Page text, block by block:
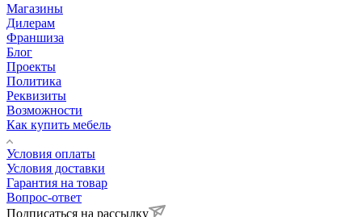
Магазины
Дилерам
Франшиза
Блог
Проекты
Политика
Реквизиты
Возможности
Как купить мебель
Условия оплаты
Условия доставки
Гарантия на товар
Вопрос-ответ
Подписаться на рассылку